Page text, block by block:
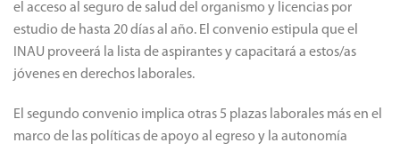
el acceso al seguro de salud del organismo y licencias por
estudio de hasta 20 días al año. El convenio estipula que el
INAU proveerá la lista de aspirantes y capacitará a estos/as
jóvenes en derechos laborales.
El segundo convenio implica otras 5 plazas laborales más en el
marco de las políticas de apoyo al egreso y la autonomía